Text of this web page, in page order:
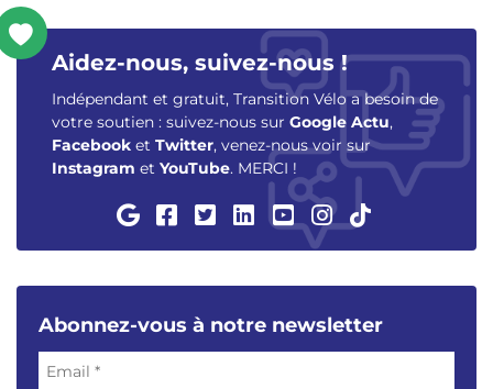
Aidez-nous, suivez-nous !
Indépendant et gratuit, Transition Vélo a besoin de
votre soutien : suivez-nous sur Google Actu,
Facebook et Twitter, venez-nous voir sur
Instagram et YouTube. MERCI !
Abonnez-vous à notre newsletter